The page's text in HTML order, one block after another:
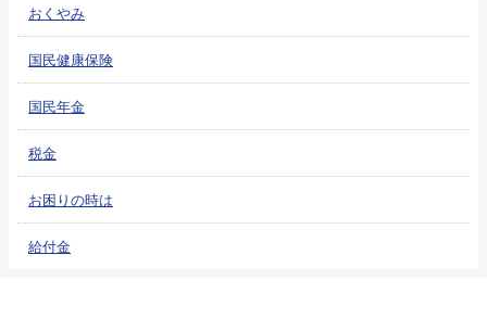
おくやみ
国民健康保険
国民年金
税金
お困りの時は
給付金